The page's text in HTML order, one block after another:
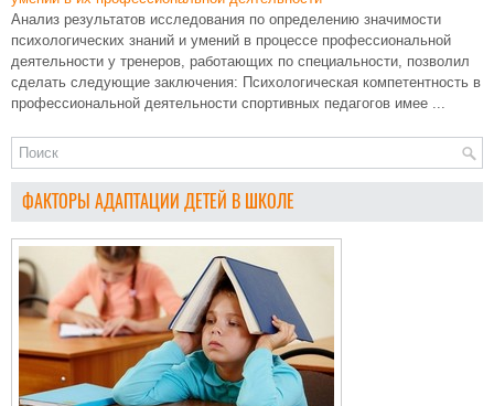
Анализ результатов исследования по определению значимости
психологических знаний и умений в процессе профессиональной
деятельности у тренеров, работающих по специальности, позволил
сделать следующие заключения: Психологическая компетентность в
профессиональной деятельности спортивных педагогов имее ...
ФАКТОРЫ АДАПТАЦИИ ДЕТЕЙ В ШКОЛЕ